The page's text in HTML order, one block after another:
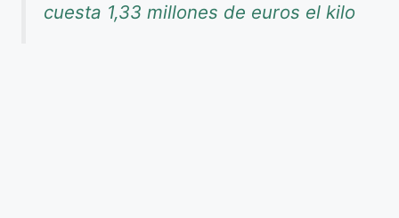
cuesta 1,33 millones de euros el kilo